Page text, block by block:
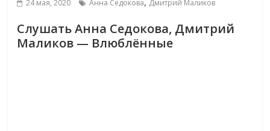
24 мая, 2020 Анна Седокова Дмитрий Маликов
Слушать Анна Седокова, Дмитрий
Маликов — Влюблённые